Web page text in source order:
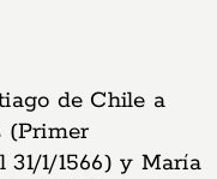
de Chile a
(Primer
1/1566) y María